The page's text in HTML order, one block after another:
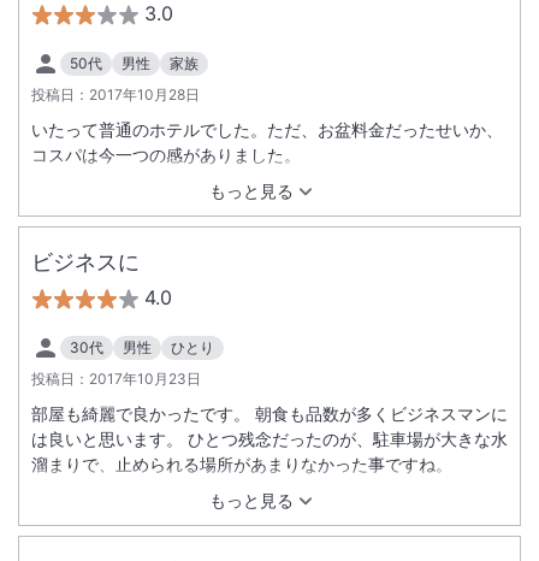
3.0
50代 男性
家族
投稿日： 2017年10月28日
もっと見る
いたって普通のホテルでした。ただ、お盆料金だったせいか、
コスパは今一つの感がありました。
ビジネスに
4.0
30代 男性
ひとり
投稿日： 2017年10月23日
もっと見る
部屋も綺麗で良かったです。 朝食も品数が多くビジネスマンに
は良いと思います。 ひとつ残念だったのが、駐車場が大きな水
溜まりで、止められる場所があまりなかった事ですね。